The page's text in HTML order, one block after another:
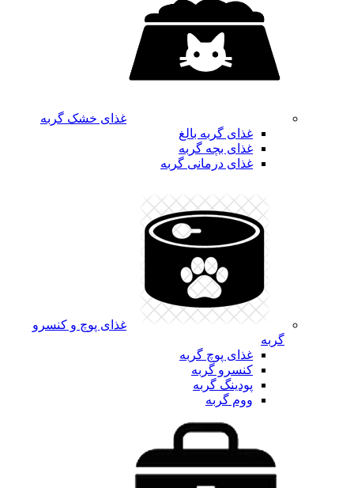
غذای خشک گربه
غذای گربه بالغ
غذای بچه گربه
غذای درمانی گربه
غذای پوچ و کنسرو
گربه
غذای پوچ گربه
کنسرو گربه
پودینگ گربه
ووم گربه